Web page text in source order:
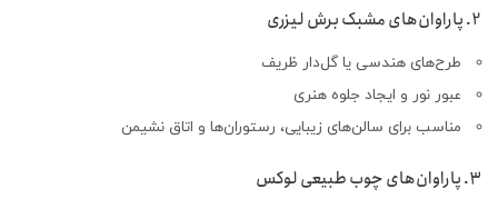
2. پاراوان‌های مشبک برش لیزری
طرح‌های هندسی یا گل‌دار ظریف
عبور نور و ایجاد جلوه هنری
مناسب برای سالن‌های زیبایی، رستوران‌ها و اتاق نشیمن
3. پاراوان‌های چوب طبیعی لوکس